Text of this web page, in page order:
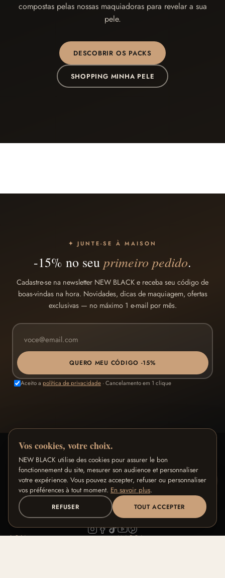
compostas pelas nossas maquiadoras para revelar a sua
pele.
DESCOBRIR OS PACKS
SHOPPING MINHA PELE
✦ JUNTE-SE À MAISON
-15% no seu primeiro pedido.
Cadastre-se na newsletter NEW BLACK e receba seu código de
boas-vindas na hora. Novidades, dicas de maquiagem, ofertas
exclusivas — no máximo 1 e-mail por mês.
QUERO MEU CÓDIGO -15%
Aceito a política de privacidade · Cancelamento em 1 clique
NEW BLACK
Maquiagem premium criada em Paris para peles negras e
morenas.
LOJA MARCA
Vos cookies, votre choix.
NEW BLACK utilise des cookies pour assurer le bon
fonctionnement du site, mesurer son audience et personnaliser
votre expérience. Vous pouvez accepter, refuser ou personnaliser
vos préférences à tout moment. En savoir plus.
REFUSER TOUT ACCEPTER